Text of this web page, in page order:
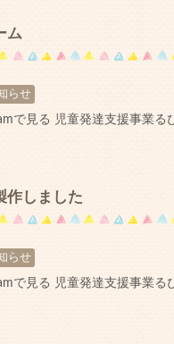
ム
らせ
で見る 児童発達支援事業る
作しました
らせ
で見る 児童発達支援事業る